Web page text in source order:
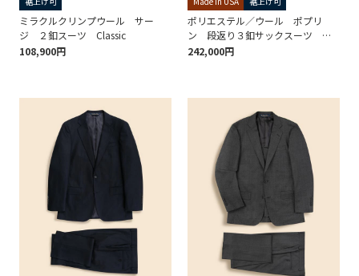
ミラクルクリンプウール サー
ジ ２釦スーツ Classic
108,900円
ポリエステル／ウール ポプリ
ン 段返り３釦サックスーツ
Traditional Made in USA
242,000円